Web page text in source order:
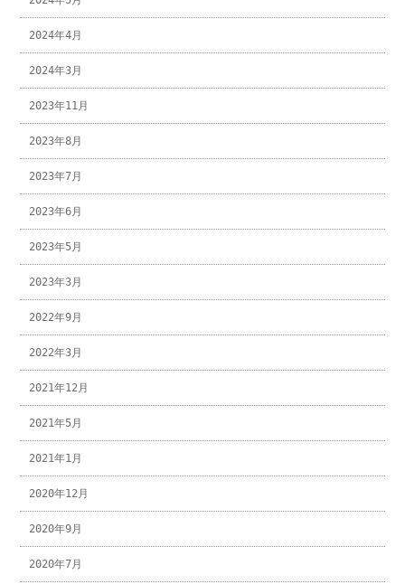
2024年4月
2024年3月
2023年11月
2023年8月
2023年7月
2023年6月
2023年5月
2023年3月
2022年9月
2022年3月
2021年12月
2021年5月
2021年1月
2020年12月
2020年9月
2020年7月